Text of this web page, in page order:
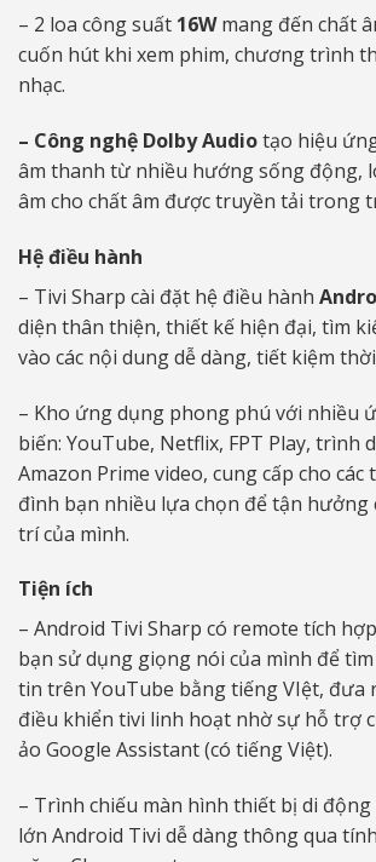
– 2 loa công suất 16Wmang đến chất
cuốn hút khi xem phim, chương trình
nhạc.
– Công nghệ Dolby Audiotạo hiệu
âm thanh từ nhiều hướng sống động,
âm cho chất âm được truyền tải trong
Hệ điều hành
– Tivi Sharp cài đặt hệ điều hành
diện thân thiện, thiết kế hiện đại, tìm
vào các nội dung dễ dàng, tiết kiệm
– Kho ứng dụng phong phú với nhiều
biến: YouTube, Netflix, FPT Play, trình
Amazon Prime video, cung cấp cho các
đình bạn nhiều lựa chọn để tận hưởng
trí của mình.
Tiện ích
– Android Tivi Sharp có remote tích
bạn sử dụng giọng nói của mình để
tin trên YouTube bằng tiếng VIệt, đưa
điều khiển tivi linh hoạt nhờ sự hỗ trợ
ảo Google Assistant (có tiếng Việt).
– Trình chiếu màn hình thiết bị di
lớn Android Tivi dễ dàng thông qua tính